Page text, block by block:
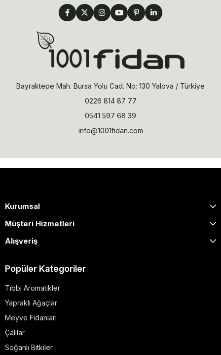
Bayraktepe Mah. Bursa Yolu Cad. No: 130 Yalova / Türkiye
0226 814 87 77
0541 597 68 39
info@1001fidan.com
Kurumsal
Müşteri Hizmetleri
Alışveriş
Popüler Kategoriler
Tıbbi Aromatikler
Yapraklı Ağaçlar
Meyve Fidanları
Çalılar
Soğanlı Bitkiler